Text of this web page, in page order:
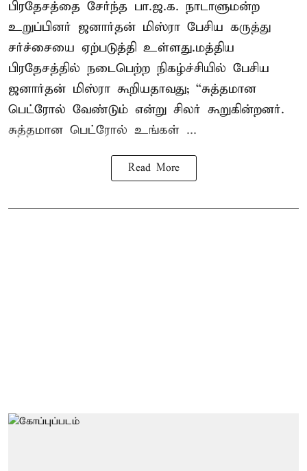
பிரதேசத்தை சேர்ந்த பா.ஜ.க. நாடாளுமன்ற
உறுப்பினர் ஜனார்தன் மிஸ்ரா பேசிய கருத்து
சர்ச்சையை ஏற்படுத்தி உள்ளது.மத்திய
பிரதேசத்தில் நடைபெற்ற நிகழ்ச்சியில் பேசிய
ஜனார்தன் மிஸ்ரா கூறியதாவது; “சுத்தமான
பெட்ரோல் வேண்டும் என்று சிலர் கூறுகின்றனர்.
சுத்தமான பெட்ரோல் உங்கள் ...
Read More